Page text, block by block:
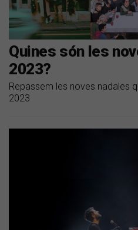
Quines són les
2023?
Repassem les noves nadales
2023